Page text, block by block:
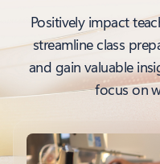
Positively impact
streamline class
and gain valuable
focus on